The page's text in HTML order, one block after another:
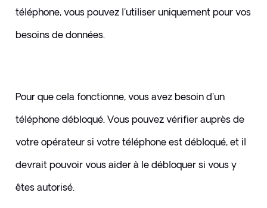
téléphone, vous pouvez l'utiliser uniquement pour vos
besoins de données.
Pour que cela fonctionne, vous avez besoin d'un
téléphone débloqué. Vous pouvez vérifier auprès de
votre opérateur si votre téléphone est débloqué, et il
devrait pouvoir vous aider à le débloquer si vous y
êtes autorisé.